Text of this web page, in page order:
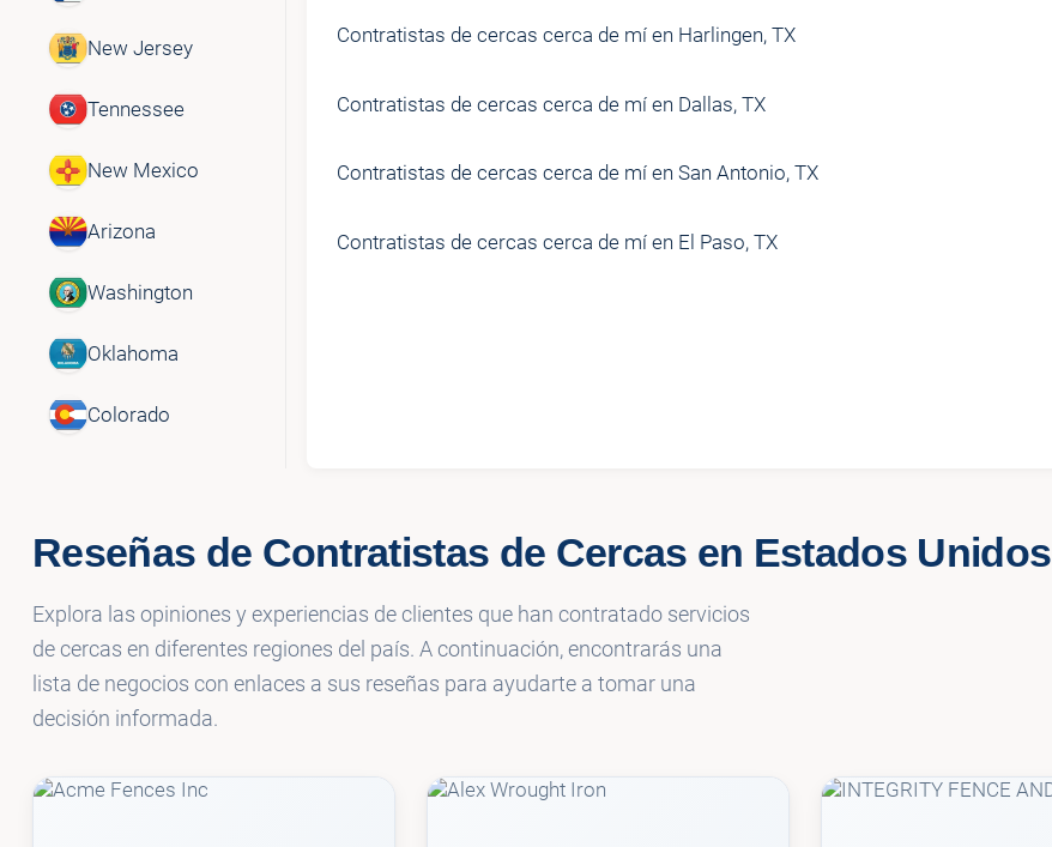
New Jersey
Tennessee
New Mexico
Arizona
Washington
Oklahoma
Colorado
Contratistas de cercas cerca de mí en Harlingen, TX
Contratistas de cercas cerca de mí en Dallas, TX
Contratistas de cercas cerca de mí en San Antonio, TX
Contratistas de cercas cerca de mí en El Paso, TX
Reseñas de Contratistas de Cercas en Estados Unidos
Explora las opiniones y experiencias de clientes que han contratado servicios
de cercas en diferentes regiones del país. A continuación, encontrarás una
lista de negocios con enlaces a sus reseñas para ayudarte a tomar una
decisión informada.